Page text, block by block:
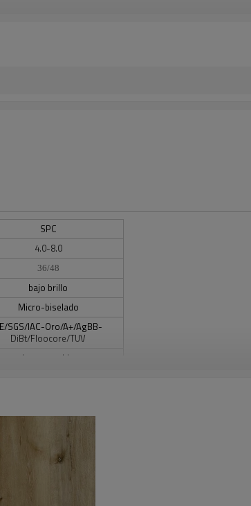
SPC
4.0-8.0
36/48
bajo brillo
Micro-biselado
SGS/IAC-Oro/A+/AgBB-
DiBt/Floocore/TUV
Impermeable